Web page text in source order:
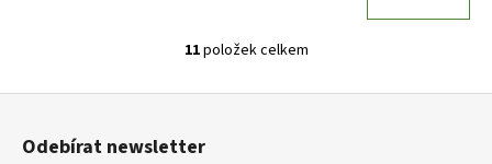
O
v
11položek celkem
Z
Odebírat newsletter